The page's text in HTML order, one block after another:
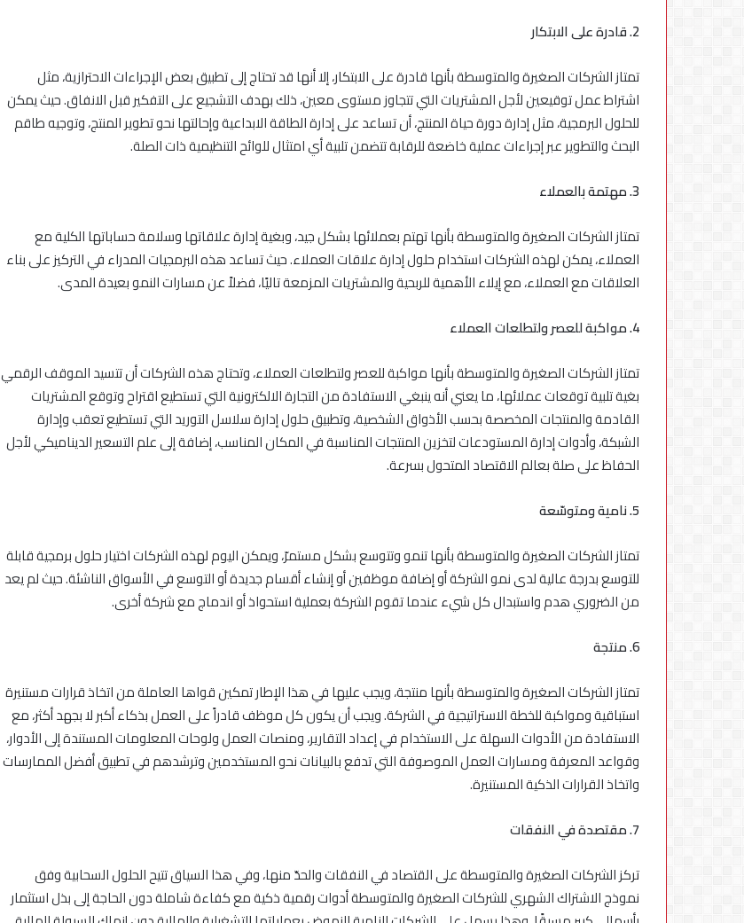
2. قادرة على الابتكار
تمتاز الشركات الصغيرة والمتوسطة بأنها قادرة على الابتكار، إلا أنها قد تحتاج إلى تطبيق بعض الإجراءات الاحترازية، مثل
اشتراط عمل توقيعين لأجل المشتريات التي تتجاوز مستوى معين، ذلك بهدف التشجيع على التفكير قبل الانفاق. حيث يمكن
للحلول البرمجية، مثل إدارة دورة حياة المنتج، أن تساعد على إدارة الطاقة الابداعية وإحالتها نحو تطوير المنتج، وتوجيه طاقم
البحث والتطوير عبر إجراءات عملية خاضعة للرقابة تتضمن تلبية أي امتثال للوائح التنظيمية ذات الصلة.
3. مهتمة بالعملاء
تمتاز الشركات الصغيرة والمتوسطة بأنها تهتم بعملائها بشكل جيد، وبغية إدارة علاقاتها وسلامة حساباتها الكلية مع
العملاء، يمكن لهذه الشركات استخدام حلول إدارة علاقات العملاء. حيث تساعد هذه البرمجيات المدراء في التركيز على بناء
العلاقات مع العملاء، مع إيلاء الأهمية للربحية والمشتريات المزمعة تاليًا، فضلاً عن مسارات النمو بعيدة المدى.
4. مواكبة للعصر ولتطلعات العملاء
تمتاز الشركات الصغيرة والمتوسطة بأنها مواكبة للعصر ولتطلعات العملاء، وتحتاج هذه الشركات أن تتسيد الموقف الرقمي
بغية تلبية توقعات عملائها، ما يعني أنه ينبغي الاستفادة من التجارة الالكترونية التي تستطيع اقتراح وتوقع المشتريات
القادمة والمنتجات المخصصة بحسب الأذواق الشخصية، وتطبيق حلول إدارة سلاسل التوريد التي تستطيع تعقب وإدارة
الشبكة، وأدوات إدارة المستودعات لتخزين المنتجات المناسبة في المكان المناسب، إضافة إلى علم التسعير الديناميكي لأجل
الحفاظ على صلة بعالم الاقتصاد المتحول بسرعة.
5. نامية ومتوسّعة
تمتاز الشركات الصغيرة والمتوسطة بأنها تنمو وتتوسع بشكل مستمرّ، ويمكن اليوم لهذه الشركات اختيار حلول برمجية قابلة
للتوسع بدرجة عالية لدى نمو الشركة أو إضافة موظفين أو إنشاء أقسام جديدة أو التوسع في الأسواق الناشئة. حيث لم يعد
من الضروري هدم واستبدال كل شيء عندما تقوم الشركة بعملية استحواذ أو اندماج مع شركة أخرى.
6. منتجة
تمتاز الشركات الصغيرة والمتوسطة بأنها منتجة، ويجب عليها في هذا الإطار تمكين قواها العاملة من اتخاذ قرارات مستنيرة
استباقية ومواكبة للخطة الاستراتيجية في الشركة. ويجب أن يكون كل موظف قادراً على العمل بذكاء أكبر لا بجهد أكثر، مع
الاستفادة من الأدوات السهلة على الاستخدام في إعداد التقارير، ومنصات العمل ولوحات المعلومات المستندة إلى الأدوار،
وقواعد المعرفة ومسارات العمل الموصوفة التي تدفع بالبيانات نحو المستخدمين وترشدهم في تطبيق أفضل الممارسات
واتخاذ القرارات الذكية المستنيرة.
7. مقتصدة في النفقات
تركز الشركات الصغيرة والمتوسطة على القتصاد في النفقات والحدّ منها، وفي هذا السياق تتيح الحلول السحابية وفق
نموذج الاشتراك الشهري للشركات الصغيرة والمتوسطة أدوات رقمية ذكية مع كفاءة شاملة دون الحاجة إلى بذل استثمار